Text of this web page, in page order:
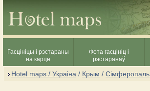
Гасцініцы і рэстараны
на карце
Фота гасцініц і
рэстаранаў
Hotel maps / Украіна / Крым / Сімферопаль